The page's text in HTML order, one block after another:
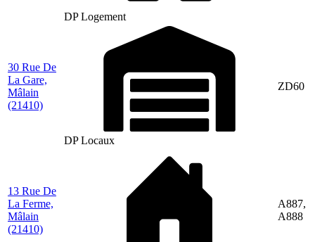
DP Logement
30 Rue De
La Gare,
Mâlain
(21410)
DP Locaux
ZD60
13 Rue De
La Ferme,
Mâlain
(21410)
A887,
A888